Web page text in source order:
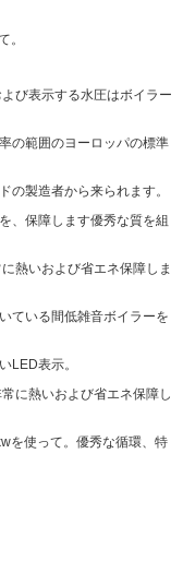
。
び表示する水圧はボイラー
の範囲のヨーロッパの標準
の製造者から来られます。
、保障します優秀な質を組
熱いおよび省エネ保障しま
ている間低雑音ボイラーを
LED表示。
に熱いおよび省エネ保障し
を使って。優秀な循環、特